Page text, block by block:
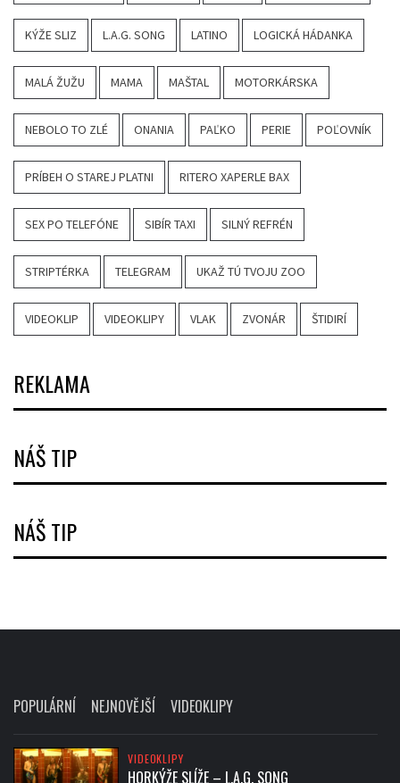
KÝŽE SLIZ L.A.G. SONG LATINO LOGICKÁ HÁDANKA
MALÁ ŽUŽU MAMA MAŠTAL MOTORKÁRSKA
NEBOLO TO ZLÉ ONANIA PAĽKO PERIE POĽOVNÍK
PRÍBEH O STAREJ PLATNI RITERO XAPERLE BAX
SEX PO TELEFÓNE SIBÍR TAXI SILNÝ REFRÉN
STRIPTÉRKA TELEGRAM UKAŽ TÚ TVOJU ZOO
VIDEOKLIP VIDEOKLIPY VLAK ZVONÁR ŠTIDIRÍ
REKLAMA
NÁŠ TIP
NÁŠ TIP
POPULÁRNÍ NEJNOVĚJŠÍ VIDEOKLIPY
VIDEOKLIPY
HORKÝŽE SLÍŽE – L.A.G. SONG